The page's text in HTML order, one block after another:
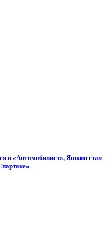
в «Автомобилист», Яшкин стал